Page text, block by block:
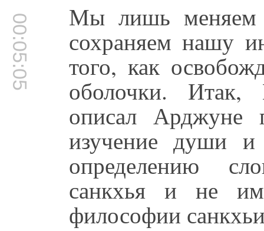
00:05:05 Мы лишь меняем
сохраняем нашу
того, как
оболочки. Итак,
описал
изучение души
определению
санкхья и не
философии